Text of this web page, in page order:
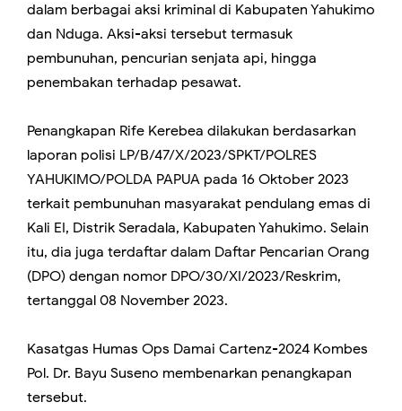
dalam berbagai aksi kriminal di Kabupaten Yahukimo
dan Nduga. Aksi-aksi tersebut termasuk
pembunuhan, pencurian senjata api, hingga
penembakan terhadap pesawat.
Penangkapan Rife Kerebea dilakukan berdasarkan
laporan polisi LP/B/47/X/2023/SPKT/POLRES
YAHUKIMO/POLDA PAPUA pada 16 Oktober 2023
terkait pembunuhan masyarakat pendulang emas di
Kali EI, Distrik Seradala, Kabupaten Yahukimo. Selain
itu, dia juga terdaftar dalam Daftar Pencarian Orang
(DPO) dengan nomor DPO/30/XI/2023/Reskrim,
tertanggal 08 November 2023.
Kasatgas Humas Ops Damai Cartenz-2024 Kombes
Pol. Dr. Bayu Suseno membenarkan penangkapan
tersebut.